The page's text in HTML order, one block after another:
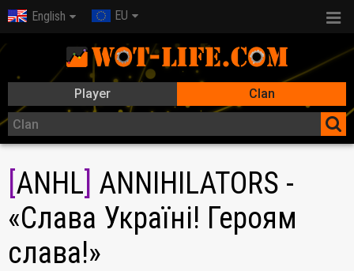
English EU
Player Clan
ANHL ANNIHILATORS -
«Слава Україні! Героям
слава!»